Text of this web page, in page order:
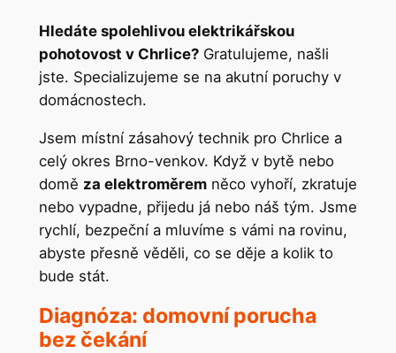
Hledáte spolehlivou elektrikářskou
pohotovost v Chrlice?Gratulujeme, našli
jste. Specializujeme se na akutní poruchy v
domácnostech.
Jsem místní zásahový technik pro Chrlice a
celý okres Brno-venkov. Když v bytě nebo
domě za elektroměremněco vyhoří, zkratuje
nebo vypadne, přijedu já nebo náš tým. Jsme
rychlí, bezpeční a mluvíme s vámi na rovinu,
abyste přesně věděli, co se děje a kolik to
bude stát.
Diagnóza: domovní porucha
bez čekání